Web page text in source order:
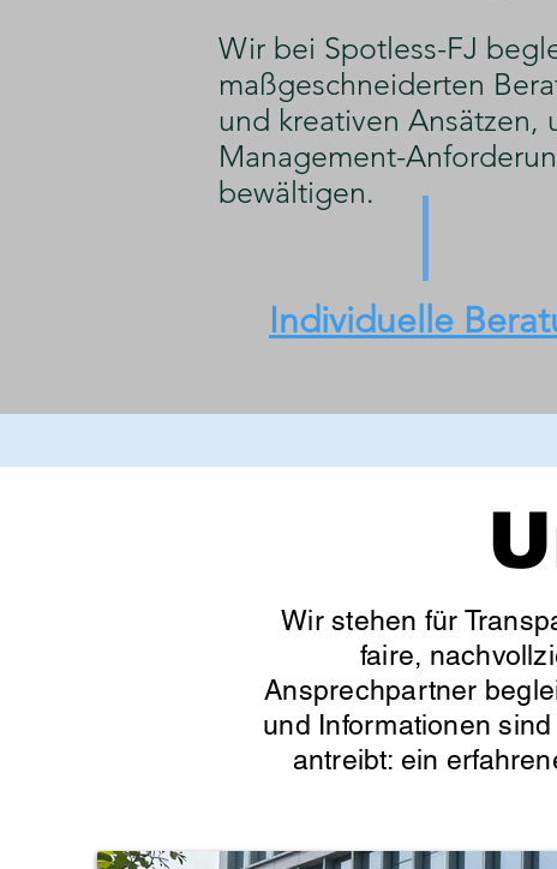
​Wir bei Spotless-FJ
maßgeschneiderten
und kreativen Ansätzen,
Management-
bewältigen.
Individuelle
Wir stehen für
faire,
Ansprechpartner
und Informationen
antreibt: ein